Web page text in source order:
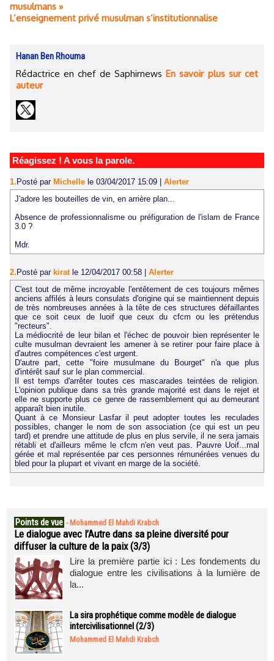
musulmans »
L’enseignement privé musulman s’institutionnalise
Hanan Ben Rhouma
Rédactrice en chef de Saphirnews En savoir plus sur cet
auteur
Réagissez ! A vous la parole.
1. Posté par Michelle le 03/04/2017 15:09
Alerter
J'adore les bouteilles de vin, en arrière plan...
Absence de professionnalisme ou préfiguration de l'islam de France
3.0 ?
Mdr.
2. Posté par kirat le 12/04/2017 00:58
Alerter
C'est tout de même incroyable l'entêtement de ces toujours mêmes
anciens affilés à leurs consulats d'origine qui se maintiennent depuis
de très nombreuses années à la tête de ces structures défaillantes
que ce soit ceux de luoif que ceux du cfcm ou les prétendus
"recteurs".
La médiocrité de leur bilan et l'échec de pouvoir bien représenter le
culte musulman devraient les amener à se retirer pour faire place à
d'autres compétences c'est urgent.
D'autre part, cette "foire musulmane du Bourget" n'a que plus
d'intérêt sauf sur le plan commercial.
Il est temps d'arrêter toutes ces mascarades teintées de religion.
L'opinion publique dans sa très grande majorité est dans le rejet et
elle ne supporte plus ce genre de rassemblement qui au demeurant
apparaît bien inutile.
Quant à ce Monsieur Lasfar il peut adopter toutes les reculades
possibles, changer le nom de son association (ce qui est un peu
tard) et prendre une attitude de plus en plus servile, il ne sera jamais
rétabli et d'ailleurs même le cfcm n'en veut pas. Pauvre Uoif...mal
gérée et mal représentée par ces personnes rémunérées venues du
bled pour la plupart et vivant en marge de la société.
Points de vue - Mohammed El Mahdi Krabch
Le dialogue avec l’Autre dans sa pleine diversité pour
diffuser la culture de la paix (3/3)
Lire la première partie ici : Les fondements du
dialogue entre les civilisations à la lumière de
la...
La sira prophétique comme modèle de dialogue
intercivilisationnel (2/3)
Mohammed El Mahdi Krabch